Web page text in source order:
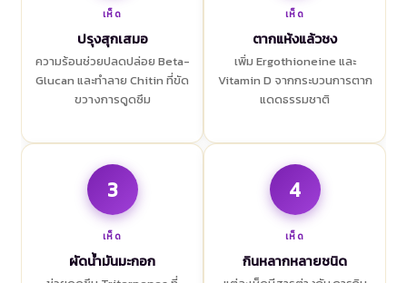
เห็ด
ปรุงสุกเสมอ
ความร้อนช่วยปลดปล่อย Beta-
Glucan และทำลาย Chitin ที่ขัด
ขวางการดูดซึม
เห็ด
ตากแห้งแล้วชง
เพิ่ม Ergothioneine และ
Vitamin D จากกระบวนการตาก
แดดธรรมชาติ
3
เห็ด
ผัดน้ำมันมะกอก
4
เห็ด
กินหลากหลายชนิด